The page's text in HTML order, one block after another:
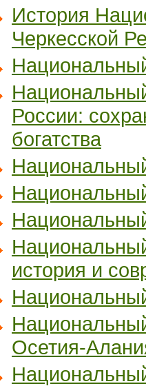
История
Черкесской
России:
богатства
история и
Осетия-